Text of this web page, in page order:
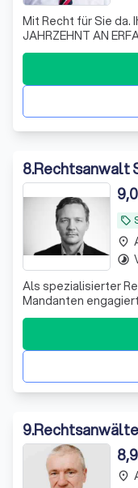
Mit Recht für Sie da. Ihre
JAHRZEHNT AN
AUSBAU MEINER
KOMPETENZ
MIT QUALITATIV
VERTRETEN
NAMEN. - Bernhard
8.Rechtsanwalt
local_offer
9,0
Als spezialisierter
Mandanten
Strafrecht,
Wirtschafts- und
Unternehmer berate
place
timelapse
9.
8,9
place